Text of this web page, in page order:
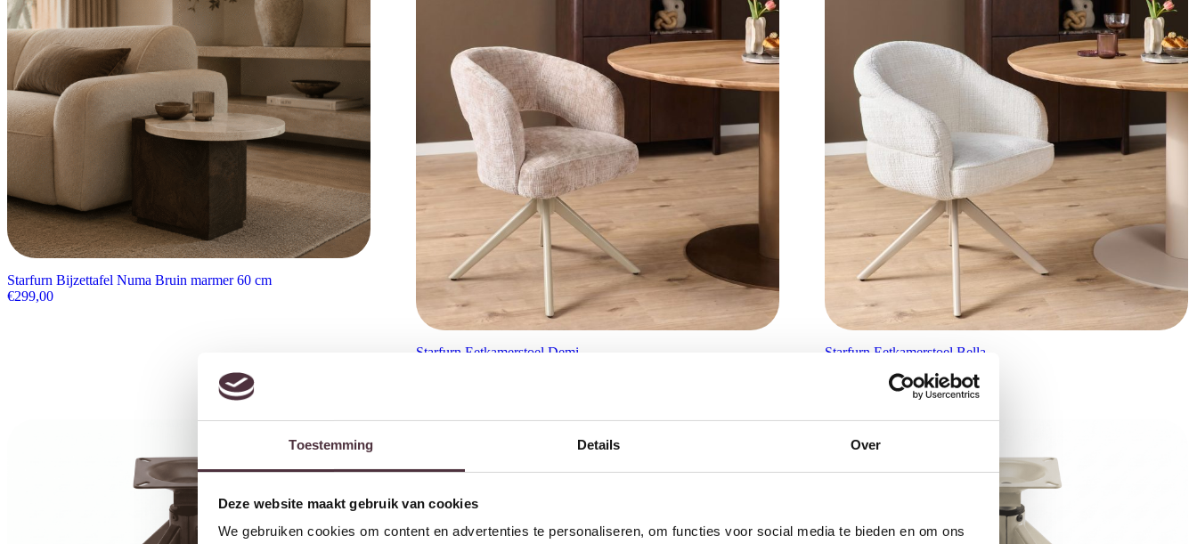
Toestemming Details Over
Deze website maakt gebruik van cookies
We gebruiken cookies om content en advertenties te personaliseren, om functies voor social media te bieden en om ons
Starfurn Bijzettafel Numa Bruin marmer 60 cm
€299,00
Starfurn Eetkamerstoel Demi
Starfurn Eetkamerstoel Bella